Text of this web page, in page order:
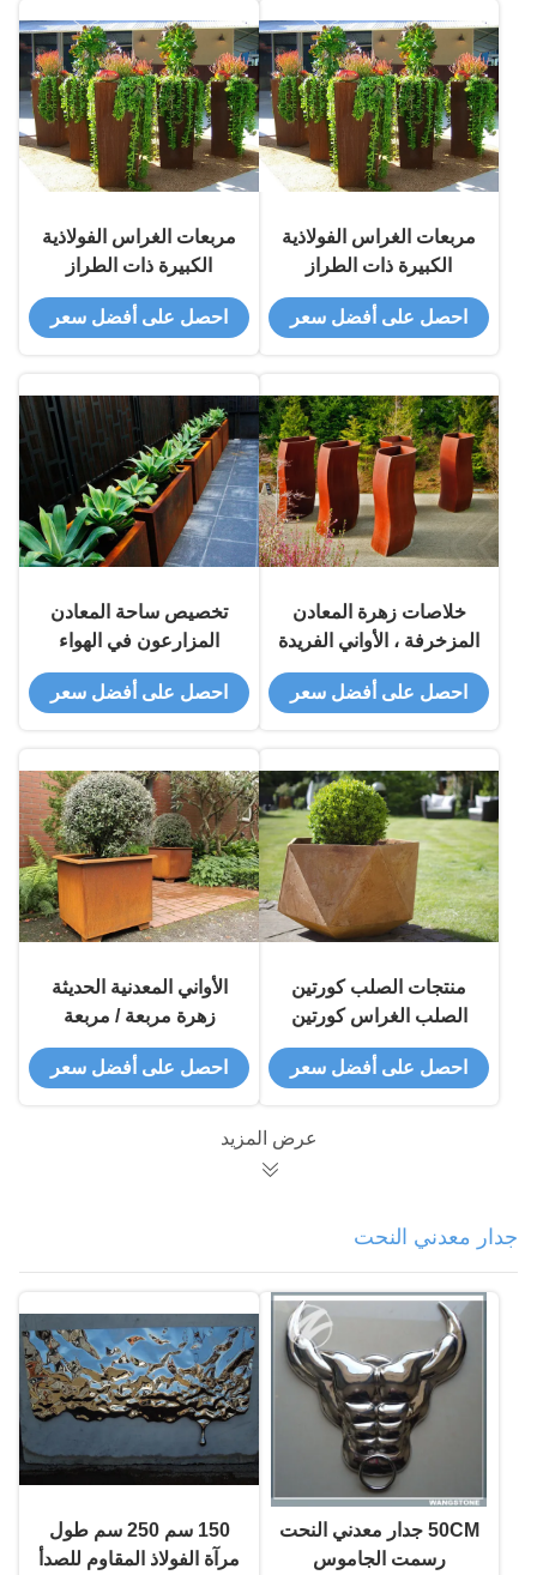
مربعات الغراس الفولاذية
الكبيرة ذات الطراز
الحديث للديكور الخارجي
بارتفاع 80 سم
احصل على أفضل سعر
مربعات الغراس الفولاذية
الكبيرة ذات الطراز
الحديث للديكور الخارجي
بارتفاع 80 سم
احصل على أفضل سعر
خلاصات زهرة المعادن
المزخرفة ، الأواني الفريدة
كورتين الصلب الأواني
الحرفية
احصل على أفضل سعر
تخصيص ساحة المعادن
المزارعون في الهواء
الطلق كورتين ارتفاع
المواد 50 سم
احصل على أفضل سعر
منتجات الصلب كورتين
الصلب الغراس كورتين
للديكور العام / حديقة
احصل على أفضل سعر
الأواني المعدنية الحديثة
زهرة مربعة / مربعة
حديقة المعادن المزارعون
كورتين الصلب
احصل على أفضل سعر
عرض المزيد
جدار معدني النحت
50CM جدار معدني النحت
رسمت الجاموس
150 سم 250 سم طول
مرآة الفولاذ المقاوم للصدأ